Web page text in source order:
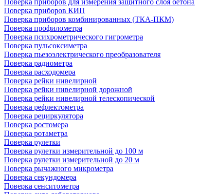
Поверка приборов для измерения защитного слоя бетона
Поверка приборов КИП
Поверка приборов комбинированных (ТКА-ПКМ)
Поверка профилометра
Поверка психрометрического гигрометра
Поверка пульсоксиметра
Поверка пьезоэлектрического преобразователя
Поверка радиометра
Поверка расходомера
Поверка рейки нивелирной
Поверка рейки нивелирной дорожной
Поверка рейки нивелирной телескопической
Поверка рефлектометра
Поверка рециркулятора
Поверка ростомера
Поверка ротаметра
Поверка рулетки
Поверка рулетки измерительной до 100 м
Поверка рулетки измерительной до 20 м
Поверка рычажного микрометра
Поверка секундомера
Поверка сенситометра